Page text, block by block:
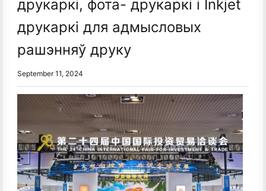
друкаркі, фота- друкаркі і Inkjet
друкаркі для адмысловых
рашэнняў друку
September 11, 2024